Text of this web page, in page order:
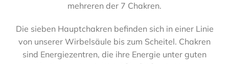
mehreren der 7 Chakren.
Die sieben Hauptchakren befinden sich in einer Linie
von unserer Wirbelsäule bis zum Scheitel. Chakren
sind Energiezentren, die ihre Energie unter guten